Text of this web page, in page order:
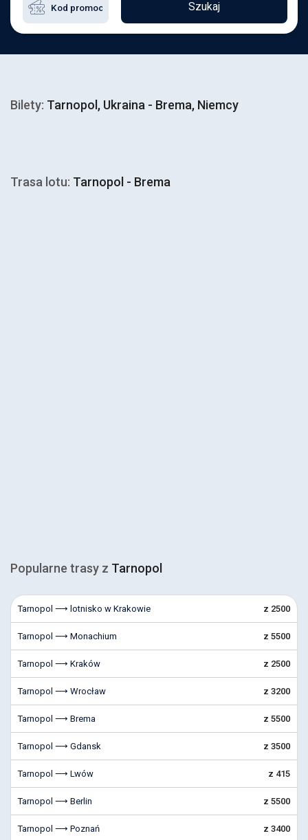
Szukaj
Bilety: Tarnopol, Ukraina - Brema, Niemcy
Trasa lotu: Tarnopol - Brema
Popularne trasy z Tarnopol
Tarnopol ⟶ lotnisko w Krakowie z 2500
Tarnopol ⟶ Monachium z 5500
Tarnopol ⟶ Kraków z 2500
Tarnopol ⟶ Wrocław z 3200
Tarnopol ⟶ Brema z 5500
Tarnopol ⟶ Gdansk z 3500
Tarnopol ⟶ Lwów z 415
Tarnopol ⟶ Berlin z 5500
Tarnopol ⟶ Poznań z 3400